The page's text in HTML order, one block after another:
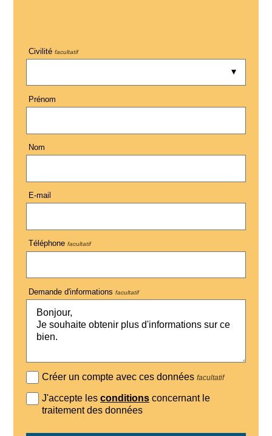
Civilité facultatif
Prénom
Nom
E-mail
Téléphone facultatif
Demande d'informations facultatif
Créer un compte avec ces donnéesfacultatif
J'accepte lesconditions concernant le
traitement des données